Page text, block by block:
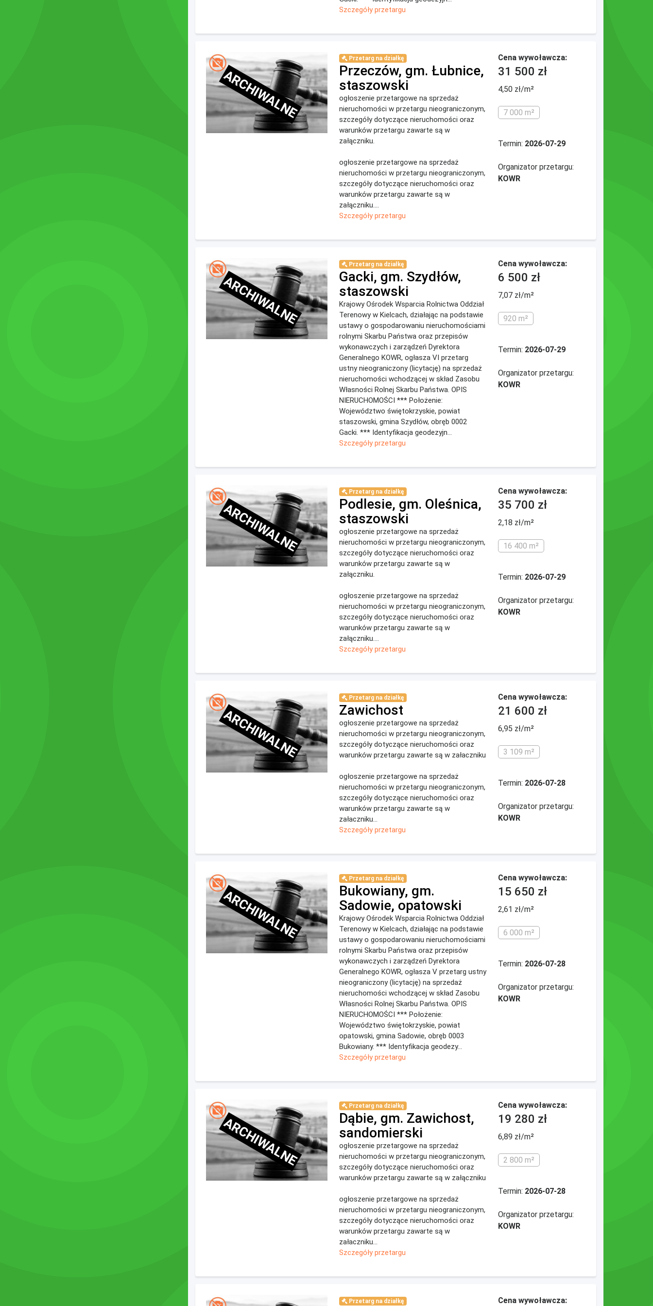
Szczegóły przetargu
ARCHIWALNE
Przetarg na działkę
Przeczów, gm. Łubnice,
staszowski
ogłoszenie przetargowe na sprzedaż
nieruchomości w przetargu nieograniczonym,
szczegóły dotyczące nieruchomości oraz
warunków przetargu zawarte są w
załączniku.
ogłoszenie przetargowe na sprzedaż
nieruchomości w przetargu nieograniczonym,
szczegóły dotyczące nieruchomości oraz
warunków przetargu zawarte są w
załączniku....
Szczegóły przetargu
Cena wywoławcza:
31 500 zł
4,50 zł/m²
7 000 m²
Termin: 2026-07-29
Organizator przetargu:
KOWR
ARCHIWALNE
Przetarg na działkę
Gacki, gm. Szydłów,
staszowski
Krajowy Ośrodek Wsparcia Rolnictwa Oddział
Terenowy w Kielcach, działając na podstawie
ustawy o gospodarowaniu nieruchomościami
rolnymi Skarbu Państwa oraz przepisów
wykonawczych i zarządzeń Dyrektora
Generalnego KOWR, ogłasza VI przetarg
ustny nieograniczony (licytację) na sprzedaż
nieruchomości wchodzącej w skład Zasobu
Własności Rolnej Skarbu Państwa. OPIS
NIERUCHOMOŚCI *** Położenie:
Województwo świętokrzyskie, powiat
staszowski, gmina Szydłów, obręb 0002
Gacki. *** Identyfikacja geodezyjn...
Szczegóły przetargu
Cena wywoławcza:
6 500 zł
7,07 zł/m²
920 m²
Termin: 2026-07-29
Organizator przetargu:
KOWR
ARCHIWALNE
Przetarg na działkę
Podlesie, gm. Oleśnica,
staszowski
ogłoszenie przetargowe na sprzedaż
nieruchomości w przetargu nieograniczonym,
szczegóły dotyczące nieruchomości oraz
warunków przetargu zawarte są w
załączniku.
ogłoszenie przetargowe na sprzedaż
nieruchomości w przetargu nieograniczonym,
szczegóły dotyczące nieruchomości oraz
warunków przetargu zawarte są w
załączniku....
Szczegóły przetargu
Cena wywoławcza:
35 700 zł
2,18 zł/m²
16 400 m²
Termin: 2026-07-29
Organizator przetargu:
KOWR
ARCHIWALNE
Przetarg na działkę
Zawichost
ogłoszenie przetargowe na sprzedaż
nieruchomości w przetargu nieograniczonym,
szczegóły dotyczące nieruchomości oraz
warunków przetargu zawarte są w załaczniku
ogłoszenie przetargowe na sprzedaż
nieruchomości w przetargu nieograniczonym,
szczegóły dotyczące nieruchomości oraz
warunków przetargu zawarte są w
załaczniku...
Szczegóły przetargu
Cena wywoławcza:
21 600 zł
6,95 zł/m²
3 109 m²
Termin: 2026-07-28
Organizator przetargu:
KOWR
ARCHIWALNE
Przetarg na działkę
Bukowiany, gm.
Sadowie, opatowski
Krajowy Ośrodek Wsparcia Rolnictwa Oddział
Terenowy w Kielcach, działając na podstawie
ustawy o gospodarowaniu nieruchomościami
rolnymi Skarbu Państwa oraz przepisów
wykonawczych i zarządzeń Dyrektora
Generalnego KOWR, ogłasza V przetarg ustny
nieograniczony (licytację) na sprzedaż
nieruchomości wchodzącej w skład Zasobu
Własności Rolnej Skarbu Państwa. OPIS
NIERUCHOMOŚCI *** Położenie:
Województwo świętokrzyskie, powiat
opatowski, gmina Sadowie, obręb 0003
Bukowiany. *** Identyfikacja geodezy...
Szczegóły przetargu
Cena wywoławcza:
15 650 zł
2,61 zł/m²
6 000 m²
Termin: 2026-07-28
Organizator przetargu:
KOWR
ARCHIWALNE
Przetarg na działkę
Dąbie, gm. Zawichost,
sandomierski
ogłoszenie przetargowe na sprzedaż
nieruchomości w przetargu nieograniczonym,
szczegóły dotyczące nieruchomości oraz
warunków przetargu zawarte są w załączniku
ogłoszenie przetargowe na sprzedaż
nieruchomości w przetargu nieograniczonym,
szczegóły dotyczące nieruchomości oraz
warunków przetargu zawarte są w
załaczniku...
Szczegóły przetargu
Cena wywoławcza:
19 280 zł
6,89 zł/m²
2 800 m²
Termin: 2026-07-28
Organizator przetargu:
KOWR
Przetarg na działkę Cena wywoławcza: